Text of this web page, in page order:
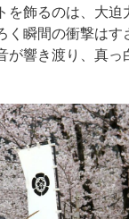
を飾るのは、大迫
く瞬間の衝撃はす
が響き渡り、真っ